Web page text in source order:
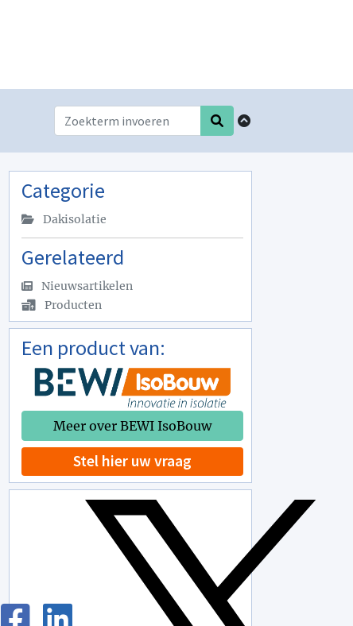
Categorie
Dakisolatie
Gerelateerd
Nieuwsartikelen
Producten
Een product van:
Meer over BEWI IsoBouw
Stel hier uw vraag